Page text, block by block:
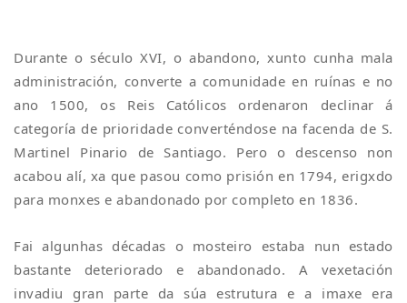
Durante o século XVI, o abandono, xunto cunha mala
administración, converte a comunidade en ruínas e no
ano 1500, os Reis Católicos ordenaron declinar á
categoría de prioridade converténdose na facenda de S.
Martinel Pinario de Santiago. Pero o descenso non
acabou alí, xa que pasou como prisión en 1794, erigxdo
para monxes e abandonado por completo en 1836.
Fai algunhas décadas o mosteiro estaba nun estado
bastante deteriorado e abandonado. A vexetación
invadiu gran parte da súa estrutura e a imaxe era